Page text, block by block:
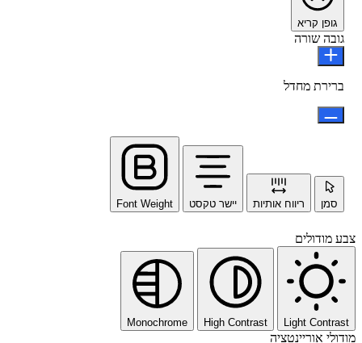
גופן קריא
גובה שורה
ברירת מחדל
סמן ריווח אותיות יישר טקסט Font Weight
צבע מודולים
Light Contrast
High Contrast
Monochrome
מודולי אוריינטציה